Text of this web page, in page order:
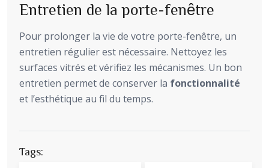
Entretien de la porte-fenêtre
Pour prolonger la vie de votre porte-fenêtre, un
entretien régulier est nécessaire. Nettoyez les
surfaces vitrés et vérifiez les mécanismes. Un bon
entretien permet de conserver la fonctionnalité
et l’esthétique au fil du temps.
Tags: